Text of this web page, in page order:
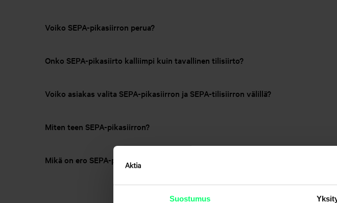
Suostumus
Voiko SEPA-pikasiirron perua?
Onko SEPA-pikasiirto kalliimpi kuin tavallinen tilisiirto?
Voiko asiakas valita SEPA-pikasiirron ja SEPA-tilisiirron välillä?
Miten teen SEPA-pikasiirron?
Mikä on ero SEPA-pikasiirrolla ja SEPA-tilisiirrolla?